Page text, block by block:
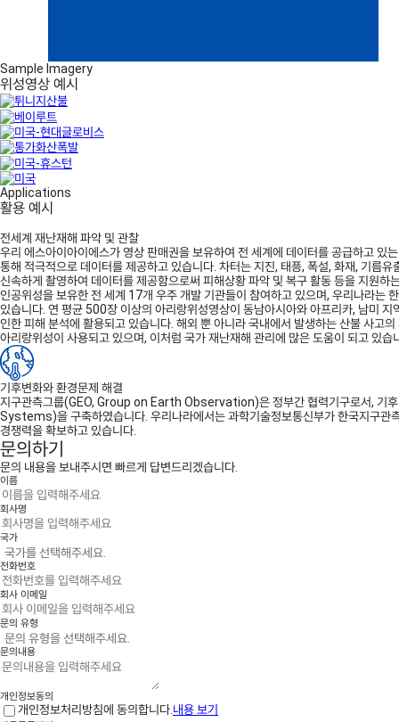
Sample Imagery
위성영상 예시
Applications
활용 예시
전세계 재난재해 파악 및 관찰
우리 에스아이아이에스가 영상 판매권을 보유하여 전 세계에 데이터를 공급하
통해 적극적으로 데이터를 제공하고 있습니다. 차터는 지진, 태픙, 폭설, 화재, 기름
신속하게 촬영하여 데이터를 제공함으로써 피해상황 파악 및 복구 활동 등을 지원하
인공위성을 보유한 전 세계 17개 우주 개발 기관들이 참여하고 있으며, 우리나라는
있습니다. 연 평균 500장 이상의 아리랑위성영상이 동남아시아와 아프리카, 남미 지
인한 피해 분석에 활용되고 있습니다. 해외 뿐 아니라 국내에서 발생하는 산불 사고
아리랑위성이 사용되고 있으며, 이처럼 국가 재난재해 관리에 많은 도움이 되고 있습
기후변화와 환경문제 해결
지구관측그룹(GEO, Group on Earth Observation)은 정부간 협력기구로서, 기
Systems)을 구축하였습니다. 우리나라에서는 과학기술정보통신부가 한국지구관
경쟁력을 확보하고 있습니다.
문의하기
문의 내용을 보내주시면 빠르게 답변드리겠습니다.
이름
회사명
국가
전화번호
회사 이메일
문의 유형
문의내용
개인정보동의
개인정보처리방침에 동의합니다. 내용 보기